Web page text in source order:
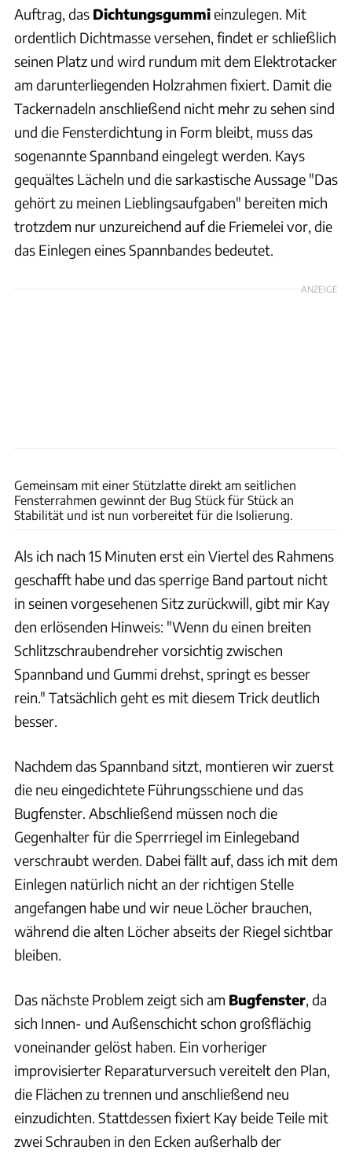
Auftrag, das Dichtungsgummieinzulegen. Mit
ordentlich Dichtmasse versehen, findet er schließlich
seinen Platz und wird rundum mit dem Elektrotacker
am darunterliegenden Holzrahmen fixiert. Damit die
Tackernadeln anschließend nicht mehr zu sehen sind
und die Fensterdichtung in Form bleibt, muss das
sogenannte Spannband eingelegt werden. Kays
gequältes Lächeln und die sarkastische Aussage "Das
gehört zu meinen Lieblingsaufgaben" bereiten mich
trotzdem nur unzureichend auf die Friemelei vor, die
das Einlegen eines Spannbandes bedeutet.
ANZEIGE
Gemeinsam mit einer Stützlatte direkt am seitlichen
Fensterrahmen gewinnt der Bug Stück für Stück an
Stabilität und ist nun vorbereitet für die Isolierung.
Als ich nach 15 Minuten erst ein Viertel des Rahmens
geschafft habe und das sperrige Band partout nicht
in seinen vorgesehenen Sitz zurückwill, gibt mir Kay
den erlösenden Hinweis: "Wenn du einen breiten
Schlitzschraubendreher vorsichtig zwischen
Spannband und Gummi drehst, springt es besser
rein." Tatsächlich geht es mit diesem Trick deutlich
besser.
Nachdem das Spannband sitzt, montieren wir zuerst
die neu eingedichtete Führungsschiene und das
Bugfenster. Abschließend müssen noch die
Gegenhalter für die Sperrriegel im Einlegeband
verschraubt werden. Dabei fällt auf, dass ich mit dem
Einlegen natürlich nicht an der richtigen Stelle
angefangen habe und wir neue Löcher brauchen,
während die alten Löcher abseits der Riegel sichtbar
bleiben.
Das nächste Problem zeigt sich am Bugfenster, da
sich Innen- und Außenschicht schon großflächig
voneinander gelöst haben. Ein vorheriger
improvisierter Reparaturversuch vereitelt den Plan,
die Flächen zu trennen und anschließend neu
einzudichten. Stattdessen fixiert Kay beide Teile mit
zwei Schrauben in den Ecken außerhalb der